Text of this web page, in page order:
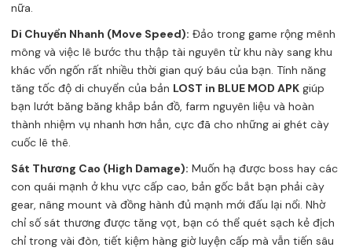
nữa.
Di Chuyển Nhanh (Move Speed): Đảo trong game rộng mênh
mông và việc lê bước thu thập tài nguyên từ khu này sang khu
khác vốn ngốn rất nhiều thời gian quý báu của bạn. Tính năng
tăng tốc độ di chuyển của bản LOST in BLUE MOD APK giúp
bạn lướt băng băng khắp bản đồ, farm nguyên liệu và hoàn
thành nhiệm vụ nhanh hơn hẳn, cực đã cho những ai ghét cày
cuốc lê thê.
Sát Thương Cao (High Damage): Muốn hạ được boss hay các
con quái mạnh ở khu vực cấp cao, bản gốc bắt bạn phải cày
gear, nâng mount và đồng hành đủ mạnh mới đấu lại nổi. Nhờ
chỉ số sát thương được tăng vọt, bạn có thể quét sạch kẻ địch
chỉ trong vài đòn, tiết kiệm hàng giờ luyện cấp mà vẫn tiến sâu